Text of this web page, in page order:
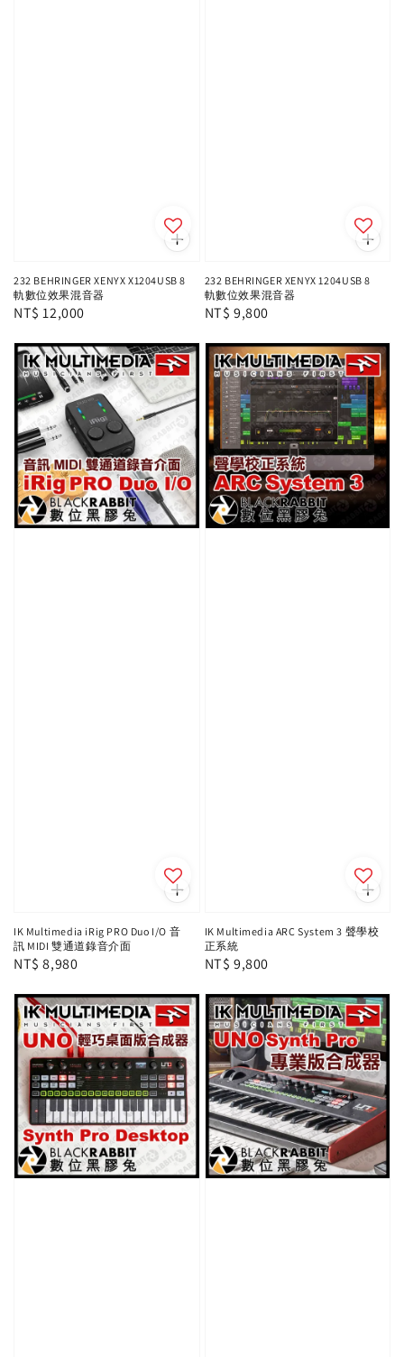
232 BEHRINGER XENYX X1204USB 8
軌數位效果混音器
Regular
NT$ 12,000
232 BEHRINGER XENYX 1204USB 8
軌數位效果混音器
Regular
NT$ 9,800
IK Multimedia iRig PRO Duo I/O 音
訊 MIDI 雙通道錄音介面
Regular
NT$ 8,980
IK Multimedia ARC System 3 聲學校
正系統
Regular
NT$ 9,800